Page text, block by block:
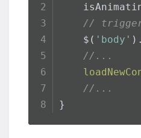
// trigger
    $(
'body' ).
//...
//...
}